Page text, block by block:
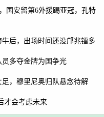
国安留第6外援踢亚冠，孔特
后，出场时间还没邝兆镭多
多夺金牌为国争光
，穆里尼奥归队悬念待解
才会考虑未来